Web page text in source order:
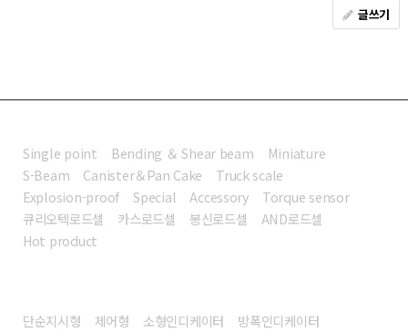
글쓰기
Single point Bending ＆ Shear beam
Miniature
S-Beam
Canister＆Pan Cake
Truck scale
Explosion-proof
Special Accessory
Torque sensor
큐리오텍로드셀
카스로드셀 봉신로드셀
AND로드셀
Hot product
단순지시형 제어형 소형인디케이터
방폭인디케이터